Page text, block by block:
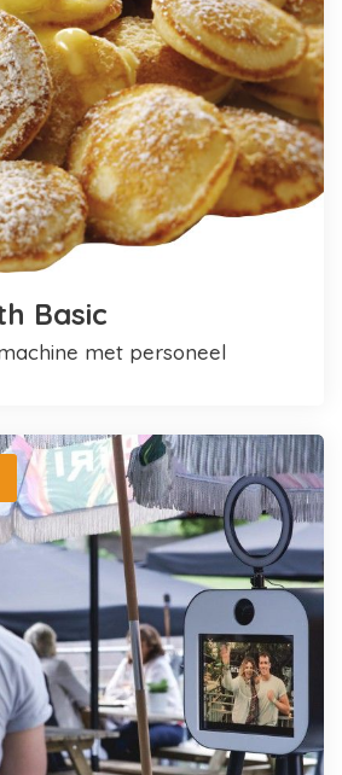
Basic
met personeel